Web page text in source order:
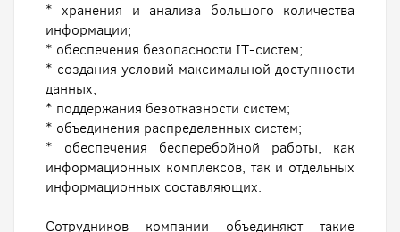
* хранения и анализа большого количества
информации;
* обеспечения безопасности IT-систем;
* создания условий максимальной доступности
данных;
* поддержания безотказности систем;
* объединения распределенных систем;
* обеспечения бесперебойной работы, как
информационных комплексов, так и отдельных
информационных составляющих.
Сотрудников компании объединяют такие